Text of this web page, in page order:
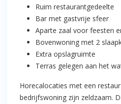
Ruim restaurantgedeelte
Bar met gastvrije sfeer
Aparte zaal voor feesten
Bovenwoning met 2
Extra opslagruimte
Terras gelegen aan het
Horecalocaties met een
bedrijfswoning zijn zeldzaam.